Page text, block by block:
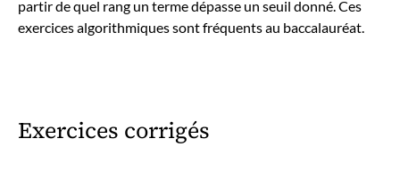
partir de quel rang un terme dépasse un seuil donné. Ces
exercices algorithmiques sont fréquents au baccalauréat.
Exercices corrigés